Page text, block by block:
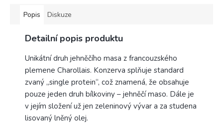
Popis Diskuze
Detailní popis produktu
Unikátní druh jehněčího masa z francouzského
plemene Charollais. Kon­zerva splňuje standard
zvaný „single protein“, což znamená, že obsahuje
pouze jeden druh bílkoviny – jehněčí maso. Dále je
v jejím složení už jen zeleninový vývar a za studena
lisovaný lněný olej.